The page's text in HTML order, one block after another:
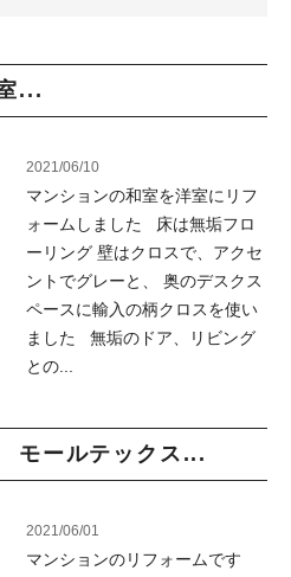
...
2021/06/10
マンションの和室を洋室にリフ
ォームしました 床は無垢フロ
ーリング 壁はクロスで、アクセ
ントでグレーと、 奥のデスクス
ペースに輸入の柄クロスを使い
ました 無垢のドア、リビング
との...
モールテックス...
2021/06/01
マンションのリフォームです